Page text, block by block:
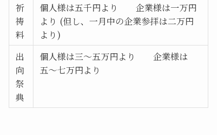
祈
祷
料
個人様は五千円より 企業様は一万円
より (但し、一月中の企業参拝は二万円
より)
出
向
祭
典
個人様は三〜五万円より 企業様は
五〜七万円より